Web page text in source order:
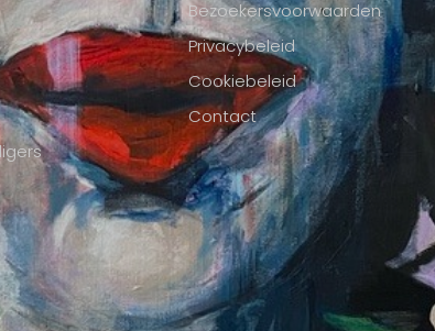
Bezoekersvoorwaarden
Privacybeleid
Cookiebeleid
Contact